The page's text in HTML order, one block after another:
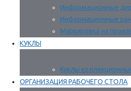
Информационные
Информационные
Маркировка на
КУКЛЫ
Куклы
ОРГАНИЗАЦИЯ РАБОЧЕГО СТОЛА